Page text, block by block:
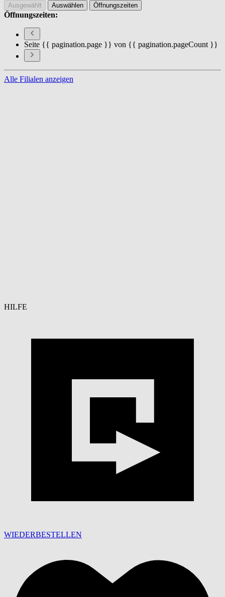
Ausgewählt Auswählen Öffnungszeiten
Öffnungszeiten:
Seite {{ pagination.page }} von {{ pagination.pageCount }}
Alle Filialen anzeigen
HILFE
WIEDERBESTELLEN